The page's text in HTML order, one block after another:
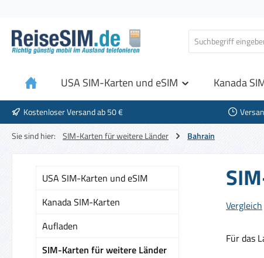
USA SIM-Karten und eSIM Kanada
Kostenloser Versand ab 50 €
Sie sind hier:
SIM-Karten für weitere Länder Bahrain
USA SIM-Karten und eSIM
Kanada SIM-Karten
Aufladen
SIM-Karten für weitere Länder
Vergleich
Für das